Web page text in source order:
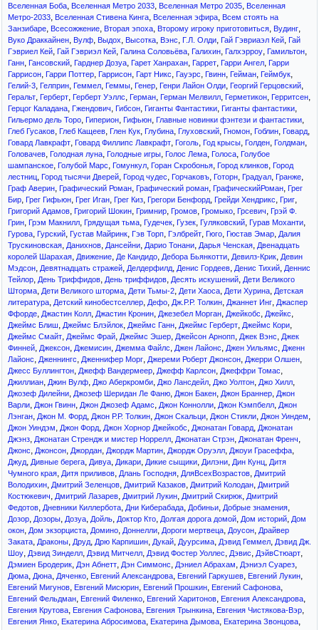
Вселенная Боба, Вселенная Метро 2033, Вселенная Метро 2035, Вселенная
Метро-2033, Вселенная Стивена Кинга, Вселенная эфира, Всем стоять на
Занзибаре, Всесожжение, Вторая эпоха, Второму игроку приготовиться, Вудинг,
Вуко Драккайнен, Вулф, Выдох, Высотка, Вэнс, Г.Л. Олди, Гай Гэвриаэл Кей, Гай
Гэвриел Кей, Гай Гэвриэл Кей, Галина Соловьёва, Галихин, Галхэрроу, Гамильтон,
Ганн, Гансовский, Гарднер Дозуа, Гарет Ханрахан, Гаррет, Гарри Ангел, Гарри
Гаррисон, Гарри Поттер, Гаррисон, Гарт Никс, Гауэрс, Гвинн, Гейман, Геймбук,
Гелий-3, Гелприн, Геммел, Геммы, Генер, Генри Лайон Олди, Георгий Герцовский,
Геральт, Герберт, Герберт Уэллс, Герман, Герман Мелвилл, Герметикон, Герритсен,
Герцог Каладана, Гжендович, Гибсон, Гиганты Фантастики, Гиганты фантастики,
Гильермо дель Торо, Гиперион, Гифьюн, Главные новинки фэнтези и фантастики,
Глеб Гусаков, Глеб Кащеев, Глен Кук, Глубина, Глуховский, Гномон, Гоблин, Говард,
Говард Лавкрафт, Говард Филлипс Лавкрафт, Гоголь, Год крысы, Голден, Голдман,
Головачев, Голодная луна, Голодные игры, Голос Лема, Голоса, Голубое
шампанское, Голубой Марс, Гомункул, Горан Скробонья, Город клинков, Город
лестниц, Город тысячи Дверей, Город чудес, Горчаковъ, Готорн, Градуал, Гранже,
Граф Аверин, Графический Роман, Графический роман, ГрафическийРоман, Грег
Бир, Грег Гифьюн, Грег Иган, Грег Киз, Грегори Бенфорд, Грейди Хендрикс, Григ,
Григорий Адамов, Григорий Шокин, Гримнир, Громов, Громыко, Грсевич, Грэй Ф.
Грин, Грэм Макнилл, Грядущая тьма, Гудечек, Гузек, Гуляковский, Гурав Моханти,
Гурова, Гурский, Густав Майринк, Гэв Торп, Гэлбрейт, Гюго, Гюстав Эмар, Далия
Трускиновская, Данихнов, Дансейни, Дарио Тонани, Дарья Ченская, Двенадцать
королей Шарахая, Движение, Де Кандидо, Дебора Бьянкотти, Девилз-Крик, Девин
Мэдсон, Девятнадцать стражей, Делдерфилд, Денис Гордеев, Денис Тихий, Деннис
Тейлор, День Триффидов, День триффидов, Десять искушений, Дети Великого
Шторма, Дети Великого шторма, Дети Тьмы-2, Дети Хаоса, Дети Хурина, Детская
литература, Детский кинобестселлер, Дефо, Дж.Р.Р. Толкин, Джаннет Инг, Джаспер
Ффорде, Джастин Колл, Джастин Кронин, Джезебел Морган, Джейкобс, Джейкс,
Джеймс Блиш, Джеймс Блэйлок, Джеймс Ганн, Джеймс Герберт, Джеймс Кори,
Джеймс Смайт, Джеймс Фрай, Джеймс Эшер, Джейсон Арнопп, Джек Вэнс, Джек
Финней, Джексон, Джемисин, Джемма Файлс, Джен Лайонс, Джен Уильямс, Дженн
Лайонс, Дженнингс, Дженнифер Морг, Джереми Роберт Джонсон, Джерри Олшен,
Джесс Буллингтон, Джефф Вандермеер, Джефф Карлсон, Джеффри Томас,
Джиллиан, Джин Вулф, Джо Аберкромби, Джо Лансдейл, Джо Уолтон, Джо Хилл,
Джозеф Дилейни, Джозеф Шеридан Ле Фаню, Джон Бакен, Джон Браннер, Джон
Варли, Джон Гвинн, Джон Джозеф Адамс, Джон Коннолли, Джон Кэмпбелл, Джон
Лэнган, Джон М. Форд, Джон Р.Р. Толкин, Джон Скальци, Джон Стикли, Джон Уиндем,
Джон Уиндэм, Джон Форд, Джон Хорнор Джейкобс, Джонатан Говард, Джонатан
Джэнз, Джонатан Стрендж и мистер Норрелл, Джонатан Стрэн, Джонатан Френч,
Джонс, Джонсон, Джордан, Джордж Мартин, Джордж Оруэлл, Джоуи Грасеффа,
Джуд, Дивные берега, Дивуа, Дикари, Дикие сыщики, Дилэни, Дин Кунц, Дитя
Чумного края, Дитя приливов, Длань Господня, ДляВсехВозрастов, Дмитрий
Володихин, Дмитрий Зеленцов, Дмитрий Казаков, Дмитрий Колодан, Дмитрий
Костюкевич, Дмитрий Лазарев, Дмитрий Лукин, Дмитрий Скирюк, Дмитрий
Федотов, Дневники Киллербота, Дни Киберабада, Добиньи, Добрые знамения,
Дозор, Дозоры, Дозуа, Дойль, Доктор Кто, Долгая дорога домой, Дом историй, Дом
окон, Дом экзорциста, Домино, Доннелли, Дороги мертвеца, Доусон, Драйвер
Заката, Драконы, Друд, Дрю Карпишин, Дукай, Дуурсима, Дэвид Геммел, Дэвид Дж.
Шоу, Дэвид Зинделл, Дэвид Митчелл, Дэвид Фостер Уоллес, Дэвис, ДэйвСтюарт,
Дэмиен Бродерик, Дэн Абнетт, Дэн Симмонс, Дэниел Абрахам, Дэниэл Суарез,
Дюма, Дюна, Дяченко, Евгений Александрова, Евгений Гаркушев, Евгений Лукин,
Евгений Мигунов, Евгений Мисюрин, Евгений Прошкин, Евгений Сафонова,
Евгений Фельдман, Евгений Филенко, Евгений Харитонов, Евгения Александрова,
Евгения Крутова, Евгения Сафонова, Евгения Трынкина, Евгения Чистякова-Вэр,
Евгения Янко, Екатерина Абросимова, Екатерина Дымова, Екатерина Звонцова,